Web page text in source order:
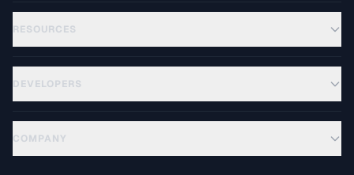
RESOURCES
DEVELOPERS
COMPANY